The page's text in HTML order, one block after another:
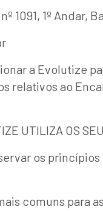
1091, 1º Andar,
a Evolutize
relativos ao
UTILIZA OS
os
comuns para